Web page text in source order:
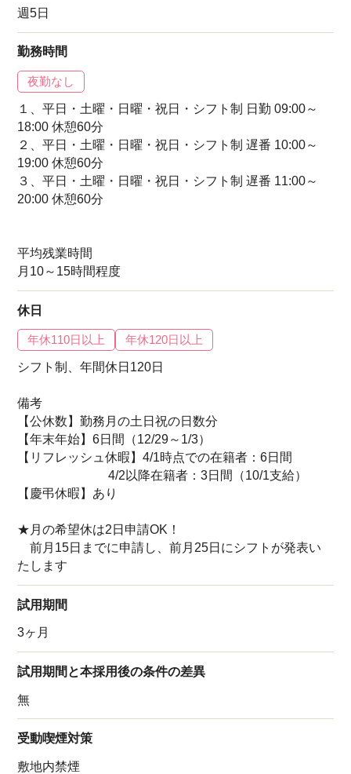
週5日
勤務時間
夜勤なし
１、平日・土曜・日曜・祝日・シフト制 日勤 09:00～
18:00 休憩60分
２、平日・土曜・日曜・祝日・シフト制 遅番 10:00～
19:00 休憩60分
３、平日・土曜・日曜・祝日・シフト制 遅番 11:00～
20:00 休憩60分
平均残業時間
月10～15時間程度
休日
年休110日以上 年休120日以上
シフト制、年間休日120日
備考
【公休数】勤務月の土日祝の日数分
【年末年始】6日間（12/29～1/3）
【リフレッシュ休暇】4/1時点での在籍者：6日間
4/2以降在籍者：3日間（10/1支給）
【慶弔休暇】あり
★月の希望休は2日申請OK！
前月15日までに申請し、前月25日にシフトが発表い
たします
試用期間
3ヶ月
試用期間と本採用後の条件の差異
無
受動喫煙対策
敷地内禁煙